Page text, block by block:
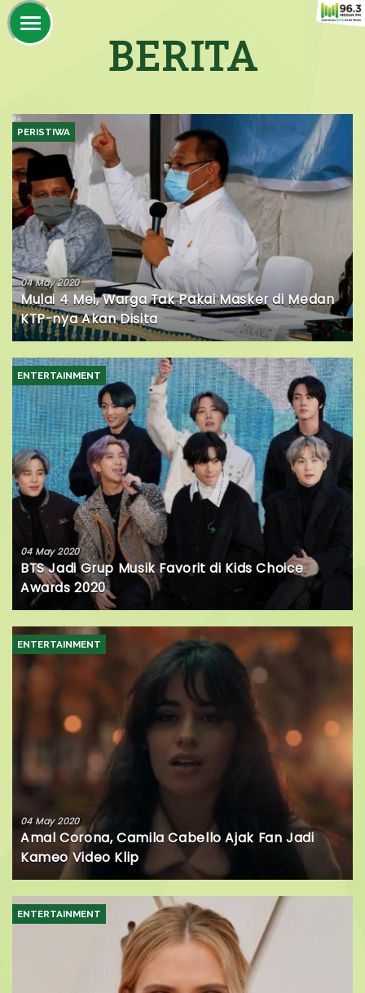
BERITA
PERISTIWA
04 May 2020
Mulai 4 Mei, Warga Tak Pakai Masker di Medan
KTP-nya Akan Disita
ENTERTAINMENT
04 May 2020
BTS Jadi Grup Musik Favorit di Kids Choice
Awards 2020
ENTERTAINMENT
04 May 2020
Amal Corona, Camila Cabello Ajak Fan Jadi
Kameo Video Klip
ENTERTAINMENT